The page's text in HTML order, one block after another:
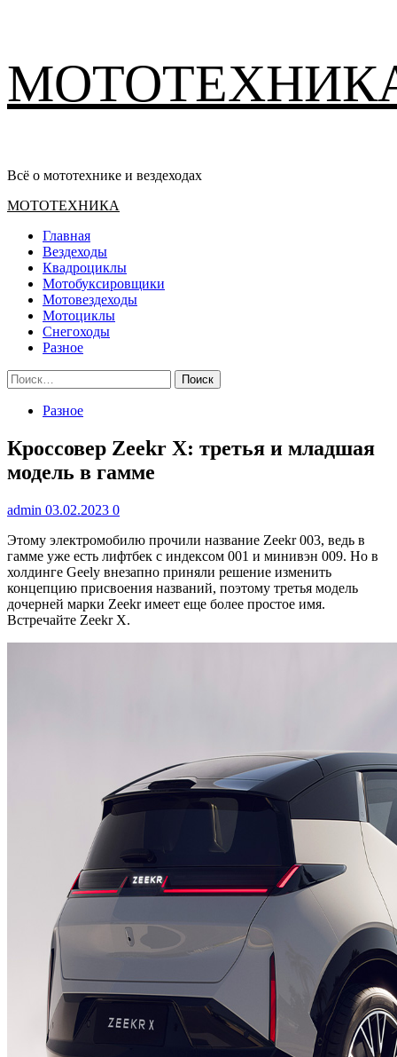
содержимому
Всё о мототехнике и вездеходах
Основное
МОТОТЕХНИКА
Главная
Вездеходы
Квадроциклы
Мотобуксировщики
Мотовездеходы
Мотоциклы
Снегоходы
Разное
Найти:
Разное
Кроссовер Zeekr X: третья и младшая
модель в гамме
admin 03.02.2023 0
Этому электромобилю прочили название Zeekr 003, ведь в
гамме уже есть лифтбек с индексом 001 и минивэн 009. Но в
холдинге Geely внезапно приняли решение изменить
концепцию присвоения названий, поэтому третья модель
дочерней марки Zeekr имеет еще более простое имя.
Встречайте Zeekr X.